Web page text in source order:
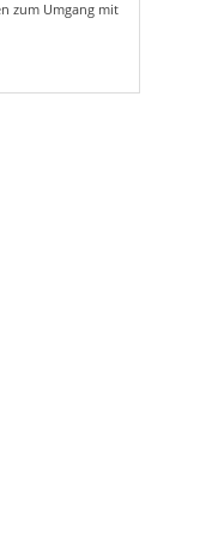
zum Umgang mit